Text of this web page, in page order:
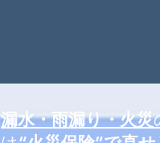
漏水・雨漏り・火災